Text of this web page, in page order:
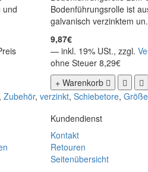
und
Bodenführungsrolle ist
galvanisch verzinktem
9,87€
— inkl. 19% USt., zzgl.
ohne Steuer 8,29€
+ Warenkorb
, Zubehör, verzinkt, Schiebetore,
Kundendienst
Kontakt
Retouren
Seitenübersicht